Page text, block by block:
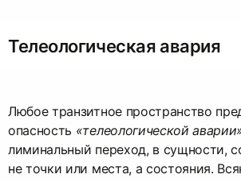
Телеологическая авария
Любое транзитное пространство
опасность «телеологической
лиминальный переход, в сущности,
не точки или места, а состояния.